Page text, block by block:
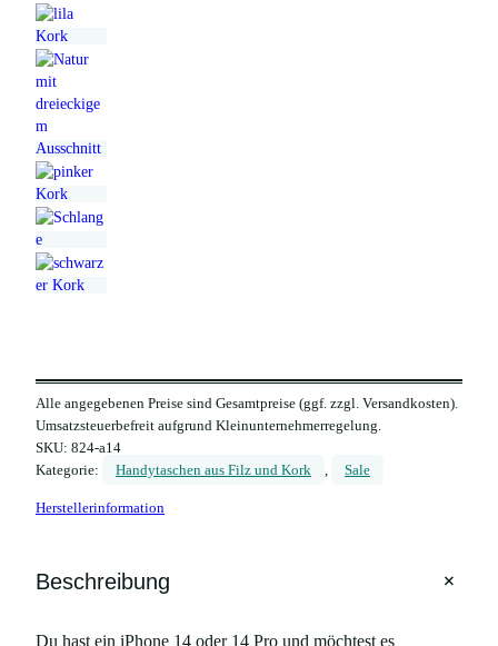
Alle angegebenen Preise sind Gesamtpreise (ggf. zzgl. Versandkosten).
Umsatzsteuerbefreit aufgrund Kleinunternehmerregelung.
SKU: 824-a14
Kategorie:
Handytaschen aus Filz und Kork , Sale
Herstellerinformation
Beschreibung +
Du hast ein iPhone 14 oder 14 Pro und möchtest es